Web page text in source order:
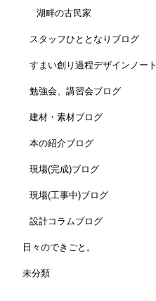
湖畔の古民家
スタッフひととなりブログ
すまい創り過程デザインノート
勉強会、講習会ブログ
建材・素材ブログ
本の紹介ブログ
現場(完成)ブログ
現場(工事中)ブログ
設計コラムブログ
日々のできごと。
未分類